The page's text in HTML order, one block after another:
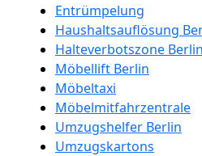
Entrümpelung
Haushaltsauflösung
Halteverbotszone Berlin
Möbellift Berlin
Möbeltaxi
Möbelmitfahrzentrale
Umzugshelfer Berlin
Umzugskartons